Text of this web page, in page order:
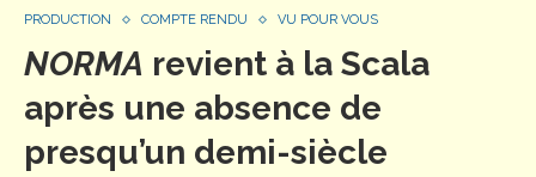
PRODUCTION COMPTE RENDU VU POUR VOUS
NORMA revient à la Scala
après une absence de
presqu’un demi-siècle